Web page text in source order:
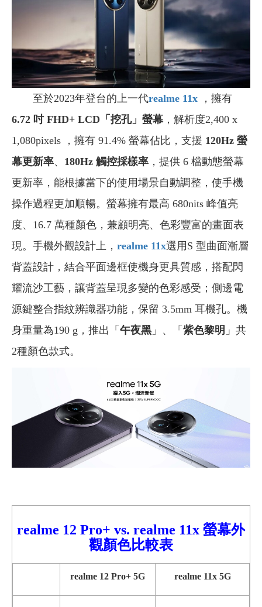
至於2023年登台的上一代realme 11x ，擁有
6.72 吋 FHD+ LCD「挖孔」螢幕 ，解析度2,400 x
1,080pixels ，擁有 91.4% 螢幕佔比，支援 120Hz 螢
幕更新率、 180Hz 觸控採樣率 ，提供 6 檔動態螢幕
更新率，能根據當下的使用場景自動調整，使手機
操作過程更加順暢。螢幕擁有最高 680nits 峰值亮
度、16.7 萬種顏色，兼顧明亮、色彩豐富的畫面表
現。手機外觀設計上， realme 11x選用S 型曲面漸層
背蓋設計，結合平面邊框使機身更具質感，搭配閃
耀流沙工藝，讓背蓋呈現多變的色彩感受；側邊電
源鍵整合指紋辨識器功能，保留 3.5mm 耳機孔。機
身重量為190 g，推出「 午夜黑 」、「 紫色黎明 」共
2種顏色款式。
realme 12 Pro+ vs. realme 11x 螢幕外
觀顏色比較表
realme 12 Pro+ 5G realme 11x5G